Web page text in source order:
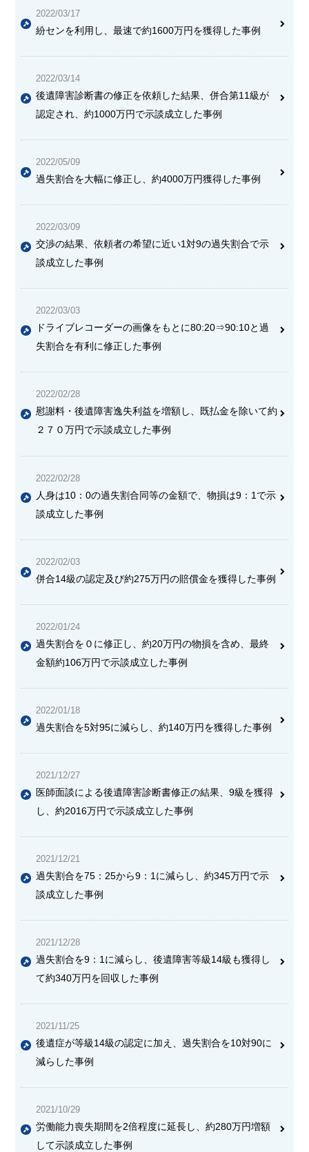
2022/03/17
紛センを利用し、最速で約1600万円を獲得した事例
2022/03/14
後遺障害診断書の修正を依頼した結果、併合第11級が
認定され、約1000万円で示談成立した事例
2022/05/09
過失割合を大幅に修正し、約4000万円獲得した事例
2022/03/09
交渉の結果、依頼者の希望に近い1対9の過失割合で示
談成立した事例
2022/03/03
ドライブレコーダーの画像をもとに80:20⇒90:10と過
失割合を有利に修正した事例
2022/02/28
慰謝料・後遺障害逸失利益を増額し、既払金を除いて約
２７０万円で示談成立した事例
2022/02/28
人身は10：0の過失割合同等の金額で、物損は9：1で示
談成立した事例
2022/02/03
併合14級の認定及び約275万円の賠償金を獲得した事例
2022/01/24
過失割合を０に修正し、約20万円の物損を含め、最終
金額約106万円で示談成立した事例
2022/01/18
過失割合を5対95に減らし、約140万円を獲得した事例
2021/12/27
医師面談による後遺障害診断書修正の結果、9級を獲得
し、約2016万円で示談成立した事例
2021/12/21
過失割合を75：25から9：1に減らし、約345万円で示
談成立した事例
2021/12/28
過失割合を9：1に減らし、後遺障害等級14級も獲得し
て約340万円を回収した事例
2021/11/25
後遺症が等級14級の認定に加え、過失割合を10対90に
減らした事例
2021/10/29
労働能力喪失期間を2倍程度に延長し、約280万円増額
して示談成立した事例